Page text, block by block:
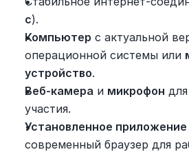
с).
Компьютер с актуальной
операционной системы или
устройство.
Веб-камера и микрофон
участия.
Установленное приложение
современный браузер для